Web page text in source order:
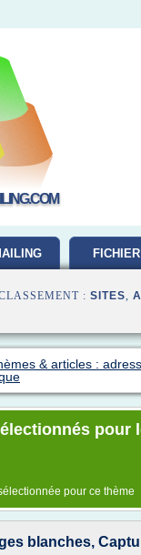
: SITES,
& articles :
pour
pour ce thème
blanches,